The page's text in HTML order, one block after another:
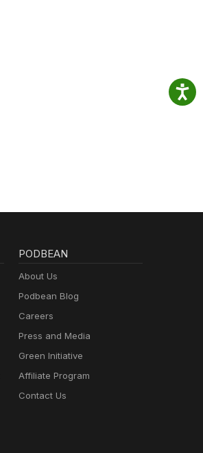
PODBEAN
About Us
Podbean Blog
Careers
Press and Media
Green Initiative
Affiliate Program
Contact Us